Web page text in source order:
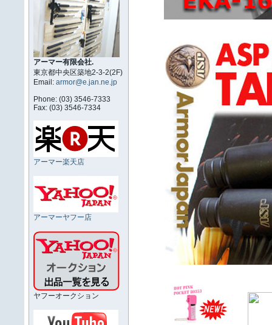
アーマー有限会社.
東京都中央区築地2-3-2(2F)
Email: armor@e.jan.ne.jp
Phone: (03) 3546-7333
Fax: (03) 3546-7334
アーマー楽天店
アーマーヤフー店
ヤフーオークション